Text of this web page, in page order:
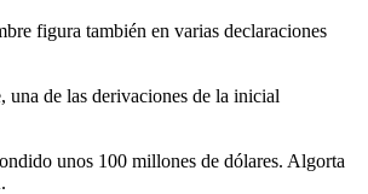
figura también en varias declaraciones
una de las derivaciones de la inicial
unos 100 millones de dólares. Algorta